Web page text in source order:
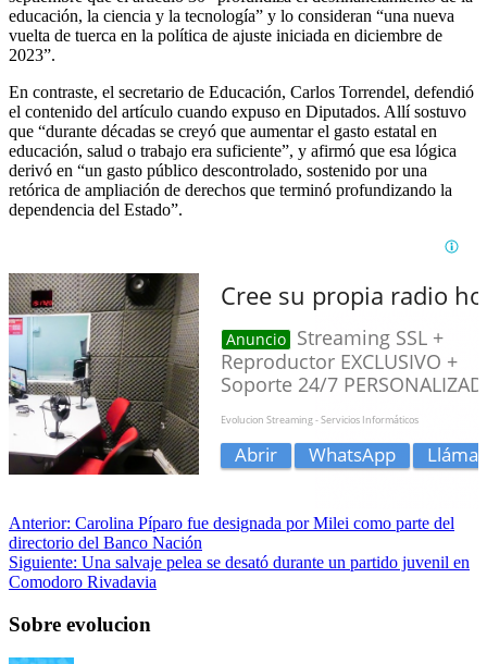
educación, la ciencia y la tecnología” y lo consideran “una nueva
vuelta de tuerca en la política de ajuste iniciada en diciembre de
2023”.
En contraste, el secretario de Educación, Carlos Torrendel, defendió
el contenido del artículo cuando expuso en Diputados. Allí sostuvo
que “durante décadas se creyó que aumentar el gasto estatal en
educación, salud o trabajo era suficiente”, y afirmó que esa lógica
derivó en “un gasto público descontrolado, sostenido por una
retórica de ampliación de derechos que terminó profundizando la
dependencia del Estado”.
Anterior: Carolina Píparo fue designada por Milei como parte del
directorio del Banco Nación
Siguiente: Una salvaje pelea se desató durante un partido juvenil en
Comodoro Rivadavia
Sobre evolucion